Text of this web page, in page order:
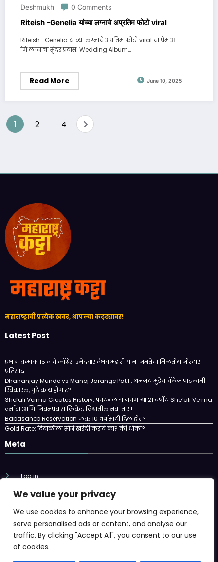
We value your privacy
We use cookies to enhance your browsing experience,
serve personalised ads or content, and analyse our
traffic. By clicking "Accept All", you consent to our use
of cookies.
Deshmukh
0 Comments
Riteish -Genelia यांच्या लग्नाचे अप्रतिम फोटो viral
Riteish -Genelia यांच्या लग्नाचे अप्रतिम फोटो viral चा प्रेम आ
णि लग्नाचा सुंदर प्रवास: Wedding Album…
Read More June 10, 2025
Posts
1 2 4
महाराष्ट्राची प्रत्येक खबर, आपल्या कट्ट्यावर!
Latest Post
प्रभाग क्रमांक १५ ब चे काँग्रेस उमेदवार वैभव भंडारी यांना जनतेचा मिळतोय जोरदार
प्रतिसाद…
Dhananjay Munde vs Manoj Jarange Patil : धनंजय मुंडेंचं चॅलेंज पाटलांनी
स्विकारलं, पुढे काय होणार?
Shefali Verma Creates History: फायनल गाजवणाऱ्या २१ वर्षीय Shefali Verma
वर्माचा आणि जिवनप्रवास क्रिकेट विश्वातील नवा तारा!
Babasaheb Reservation फक्त 10 वर्षासाठी दिलं होतं?
Gold Rate: दिवाळीला सोनं खरेदी करावं का? की धोका?
Meta
Log in
Entries feed
WordPress.org